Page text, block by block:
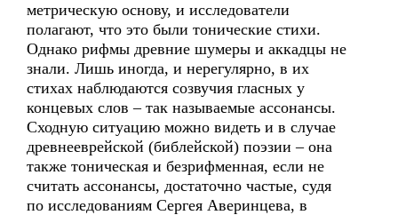
метрическую основу, и исследователи
полагают, что это были тонические стихи.
Однако рифмы древние шумеры и аккадцы не
знали. Лишь иногда, и нерегулярно, в их
стихах наблюдаются созвучия гласных у
концевых слов – так называемые ассонансы.
Сходную ситуацию можно видеть и в случае
древнееврейской (библейской) поэзии – она
также тоническая и безрифменная, если не
считать ассонансы, достаточно частые, судя
по исследованиям Сергея Аверинцева, в